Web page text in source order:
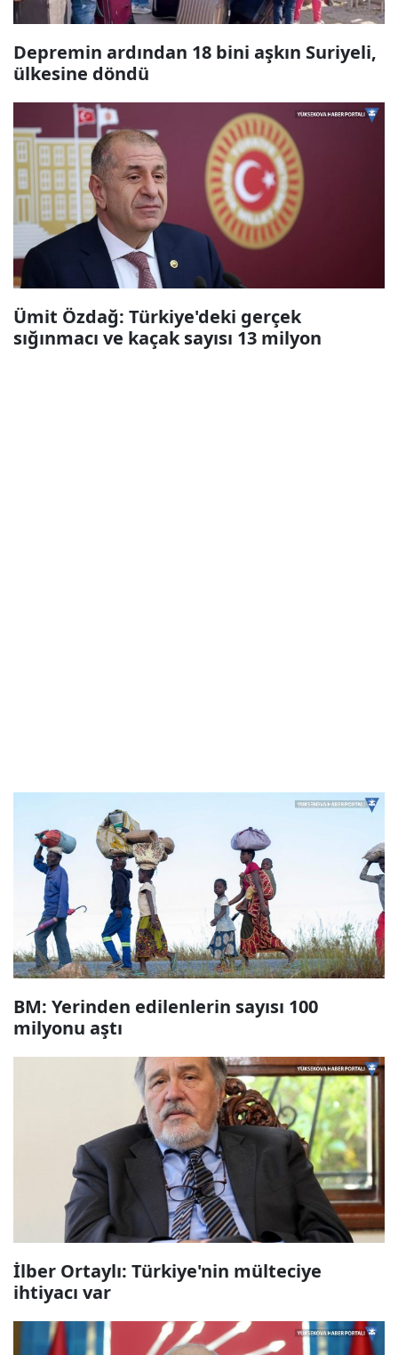
Depremin ardından 18 bini aşkın Suriyeli,
ülkesine döndü
Ümit Özdağ: Türkiye'deki gerçek
sığınmacı ve kaçak sayısı 13 milyon
BM: Yerinden edilenlerin sayısı 100
milyonu aştı
İlber Ortaylı: Türkiye'nin mülteciye
ihtiyacı var